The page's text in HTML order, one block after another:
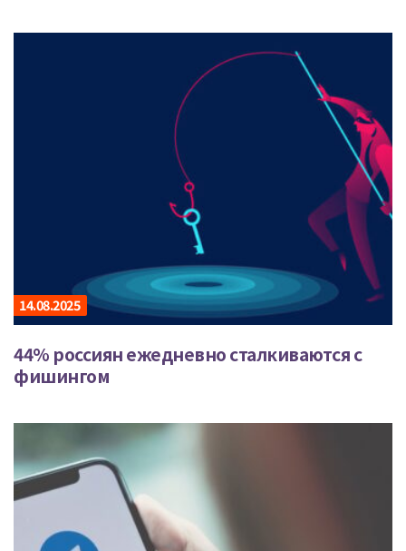
14.08.2025
44% россиян ежедневно сталкиваются с
фишингом